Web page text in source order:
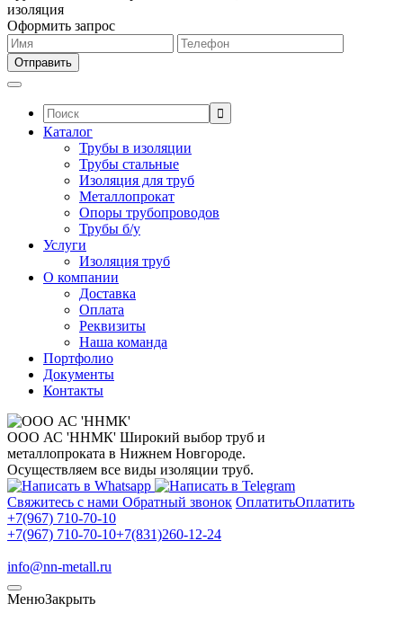
изоляция
Оформить запрос
Поиск:
Каталог
Трубы в изоляции
Трубы стальные
Изоляция для труб
Металлопрокат
Опоры трубопроводов
Трубы б/у
Услуги
Изоляция труб
О компании
Доставка
Оплата
Реквизиты
Наша команда
Портфолио
Документы
Контакты
ООО АС 'ННМК' Широкий выбор труб и
металлопроката в Нижнем Новгороде.
Осуществляем все виды изоляции труб.
Свяжитесь с нами Обратный звонок ОплатитьОплатить
+7(967) 710-70-10
+7(967) 710-70-10+7(831)260-12-24
info@nn-metall.ru
МенюЗакрыть